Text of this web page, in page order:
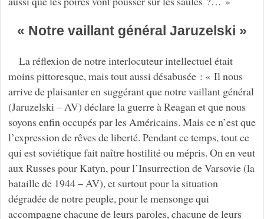
« Notre vaillant général Jaruzelski »
La réflexion de notre interlocuteur intellectuel était
moins pittoresque, mais tout aussi désabusée : « Il nous
arrive de plaisanter en suggérant que notre vaillant général
(Jaruzelski – AV) déclare la guerre à Reagan et que nous
soyons enfin occupés par les Américains. Mais ce n’est que
l’expression de rêves de liberté. Pendant ce temps, tout ce
qui est soviétique fait naître hostilité ou mépris. On en veut
aux Russes pour Katyn, pour l’Insurrection de Varsovie (la
bataille de 1944 – AV), et surtout pour la situation
dégradée de notre peuple, pour le mensonge qui
accompagne chacune de leurs paroles, chacune de leurs